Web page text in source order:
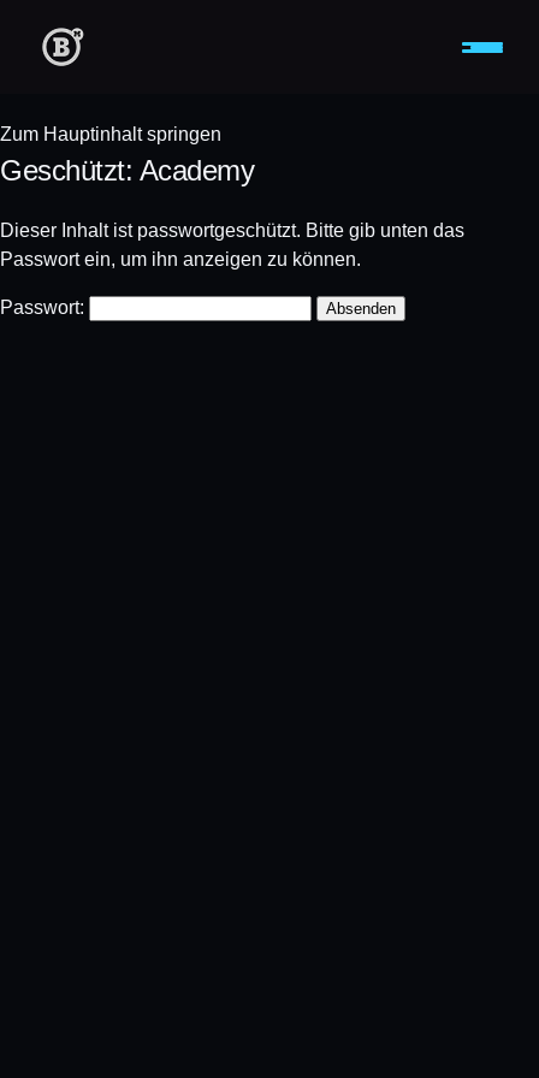
Zum Hauptinhalt springen
Geschützt: Academy
Dieser Inhalt ist passwortgeschützt. Bitte gib unten das
Passwort ein, um ihn anzeigen zu können.
Passwort: